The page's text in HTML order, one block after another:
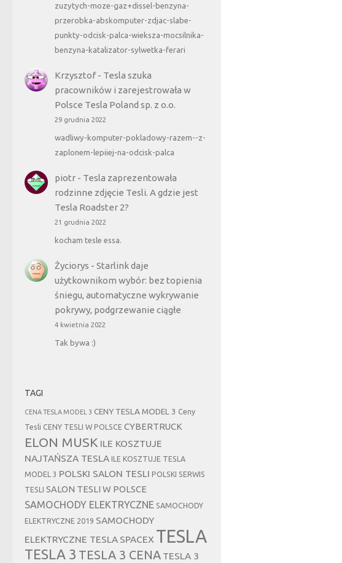
zuzytych-moze-gaz+dissel-benzyna-
przerobka-abskomputer-zdjac-slabe-
punkty-odcisk-palca-wieksza-mocsilnika-
benzyna-katalizator-sylwetka-ferari
Krzysztof- Tesla szuka
pracowników i zarejestrowała w
Polsce Tesla Poland sp. z o.o.
29 grudnia 2022
wadliwy-komputer-pokladowy-razem--z-
zaplonem-lepiiej-na-odcisk-palca
piotr- Tesla zaprezentowała
rodzinne zdjęcie Tesli. A gdzie jest
Tesla Roadster 2?
21 grudnia 2022
kocham tesle essa.
Życiorys - Starlink daje
użytkownikom wybór: bez topienia
śniegu, automatyczne wykrywanie
pokrywy, podgrzewanie ciągłe
4 kwietnia 2022
Tak bywa :)
TAGI
CENA TESLA MODEL 3 CENY TESLA MODEL 3 Ceny
Tesli CENY TESLI W POLSCE CYBERTRUCK
ELON MUSK ILE KOSZTUJE
NAJTAŃSZA TESLA
ILE KOSZTUJE TESLA
MODEL 3 POLSKI SALON TESLI POLSKI SERWIS
TESLI
SALON TESLI W POLSCE
SAMOCHODY ELEKTRYCZNE SAMOCHODY
ELEKTRYCZNE 2019 SAMOCHODY
ELEKTRYCZNE TESLA SPACEX TESLA
TESLA 3 TESLA 3 CENA TESLA 3